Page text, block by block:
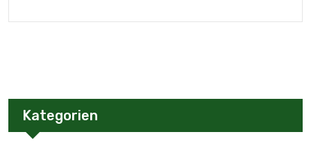
Kategorien